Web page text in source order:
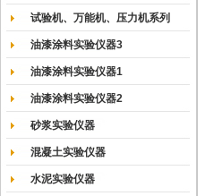
试验机、万能机、压力机系列
油漆涂料实验仪器3
油漆涂料实验仪器1
油漆涂料实验仪器2
砂浆实验仪器
混凝土实验仪器
水泥实验仪器